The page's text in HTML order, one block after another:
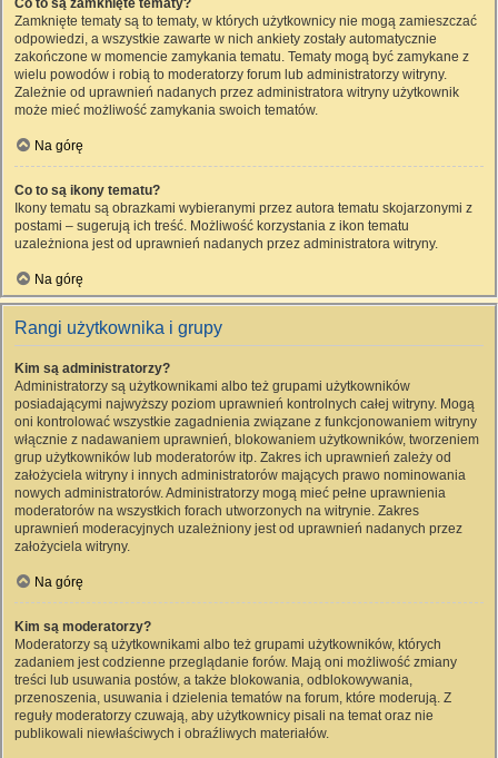
Co to są zamknięte tematy?
Zamknięte tematy są to tematy, w których użytkownicy nie mogą zamieszczać
odpowiedzi, a wszystkie zawarte w nich ankiety zostały automatycznie
zakończone w momencie zamykania tematu. Tematy mogą być zamykane z
wielu powodów i robią to moderatorzy forum lub administratorzy witryny.
Zależnie od uprawnień nadanych przez administratora witryny użytkownik
może mieć możliwość zamykania swoich tematów.
Na górę
Co to są ikony tematu?
Ikony tematu są obrazkami wybieranymi przez autora tematu skojarzonymi z
postami – sugerują ich treść. Możliwość korzystania z ikon tematu
uzależniona jest od uprawnień nadanych przez administratora witryny.
Na górę
Rangi użytkownika i grupy
Kim są administratorzy?
Administratorzy są użytkownikami albo też grupami użytkowników
posiadającymi najwyższy poziom uprawnień kontrolnych całej witryny. Mogą
oni kontrolować wszystkie zagadnienia związane z funkcjonowaniem witryny
włącznie z nadawaniem uprawnień, blokowaniem użytkowników, tworzeniem
grup użytkowników lub moderatorów itp. Zakres ich uprawnień zależy od
założyciela witryny i innych administratorów mających prawo nominowania
nowych administratorów. Administratorzy mogą mieć pełne uprawnienia
moderatorów na wszystkich forach utworzonych na witrynie. Zakres
uprawnień moderacyjnych uzależniony jest od uprawnień nadanych przez
założyciela witryny.
Na górę
Kim są moderatorzy?
Moderatorzy są użytkownikami albo też grupami użytkowników, których
zadaniem jest codzienne przeglądanie forów. Mają oni możliwość zmiany
treści lub usuwania postów, a także blokowania, odblokowywania,
przenoszenia, usuwania i dzielenia tematów na forum, które moderują. Z
reguły moderatorzy czuwają, aby użytkownicy pisali na temat oraz nie
publikowali niewłaściwych i obraźliwych materiałów.